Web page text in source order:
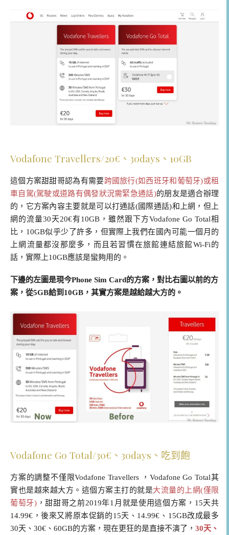
Vodafone Travellers/20€、30days、10GB
這個方案甜甜哥認為有需要跨國旅行(如西班牙和葡萄牙)或租
車自駕(駕駛或道路有偶發狀況需緊急通話)的朋友是適合辦理
的，它方案內容主要就是可以打通話(國際通話)和上網，但上
網的流量30天20€有10GB，雖然跟下方Vodafone Go Total相
比，10GB似乎少了許多，但實際上我們在國內可能一個月的
上網流量都沒那麼多，而且若習慣在旅館連結旅館Wi-Fi的
話，實際上10GB應該是蠻夠用的。
下邊的左圖是現今Phone Sim Card的方案，對比右圖以前的方
案，從5GB給到10GB，其實方案是越給越大方的。
Vodafone Go Total/30€、30days、吃到飽
方案的調整不僅限Vodafone Travellers ，Vodafone Go Total其
實也是越來越大方。這個方案主打的就是大流量的上網(僅限
葡萄牙) ，甜甜哥之前2019年1月就是使用這個方案，15天共
14.99€，後來又將原本促銷的15天、14.99€、15GB改成最多
30天、30€、60GB的方案，現在更狂的是直接不演了， 30天、